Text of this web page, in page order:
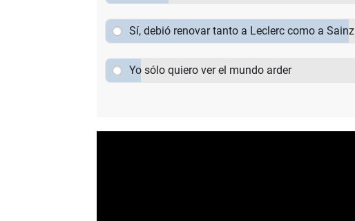
Sí, debió renovar tanto a Leclerc como a Sainz
Yo sólo quiero ver el mundo arder